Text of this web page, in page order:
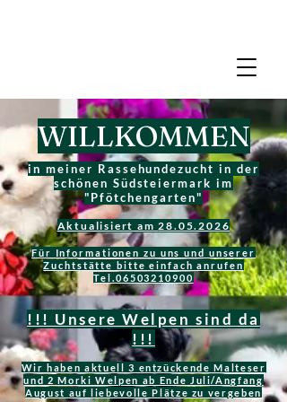
in meiner Rassehundezucht in der
schönen Südsteiermark im
"Pfötchengarten"
Aktualisiert am28.05.2026
Für Informationen zu uns und unserer
Zuchtstätte bitte einfach anrufen
Tel.06503210900
!!! Unsere Welpen sind da
!!!​​​
Wir haben aktuell 3 entzückende Malteser
und 2 Morki Welpen ab Ende Juli/Angfang
August auf liebevolle Plätze zu vergeben
WILLKOMMEN